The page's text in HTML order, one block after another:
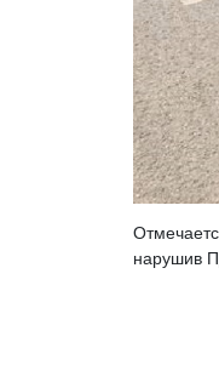
нарушив